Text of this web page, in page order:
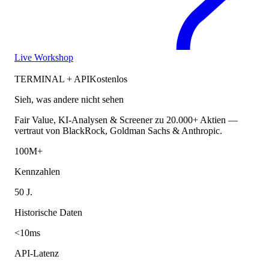
Live Workshop
TERMINAL + APIKostenlos
Sieh, was andere nicht sehen
Fair Value, KI-Analysen & Screener zu 20.000+ Aktien —
vertraut von BlackRock, Goldman Sachs & Anthropic.
100M+
Kennzahlen
50 J.
Historische Daten
<10ms
API-Latenz